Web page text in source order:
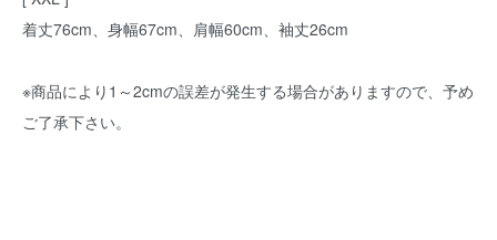
着丈76cm、身幅67cm、肩幅60cm、袖丈26cm
※商品により1～2cmの誤差が発生する場合がありますので、予め
ご了承下さい。